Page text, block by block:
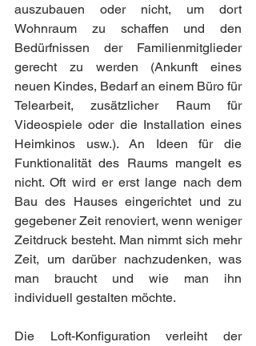
auszubauen oder nicht, um dort
Wohnraum zu schaffen und den
Bedürfnissen der Familienmitglieder
gerecht zu werden (Ankunft eines
neuen Kindes, Bedarf an einem Büro für
Telearbeit, zusätzlicher Raum für
Videospiele oder die Installation eines
Heimkinos usw.). An Ideen für die
Funktionalität des Raums mangelt es
nicht. Oft wird er erst lange nach dem
Bau des Hauses eingerichtet und zu
gegebener Zeit renoviert, wenn weniger
Zeitdruck besteht. Man nimmt sich mehr
Zeit, um darüber nachzudenken, was
man braucht und wie man ihn
individuell gestalten möchte.
Die Loft-Konfiguration verleiht der